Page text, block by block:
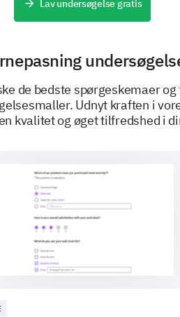
1. Improved facility cleanliness
3. Enhanced staff qualifications
More flexible hours
5. More educational activities
1
Little importance
Neutral
Impotant
Very important
Lav undersøgelse gratis
de bedste spørgeskemaer
Udnyt kraften i
kvalitet og øget tilfredshed i